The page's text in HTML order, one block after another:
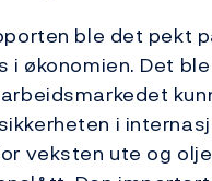
ble det pekt
i økonomien. Det
i
veksten ute og